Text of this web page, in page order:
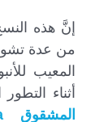
إنَّ هذه
من عدة
المعيب
أثناء
المشقوق spina bifida